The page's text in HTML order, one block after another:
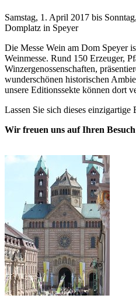
Samstag, 1. April 2017 bis
Domplatz in Speyer
Die Messe Wein am Dom Speyer
Weinmesse. Rund 150 Erzeuger,
Winzergenossenschaften,
wunderschönen historischen
unsere Editionssekte können dort
Lassen Sie sich dieses einzigartige
Wir freuen uns auf Ihren